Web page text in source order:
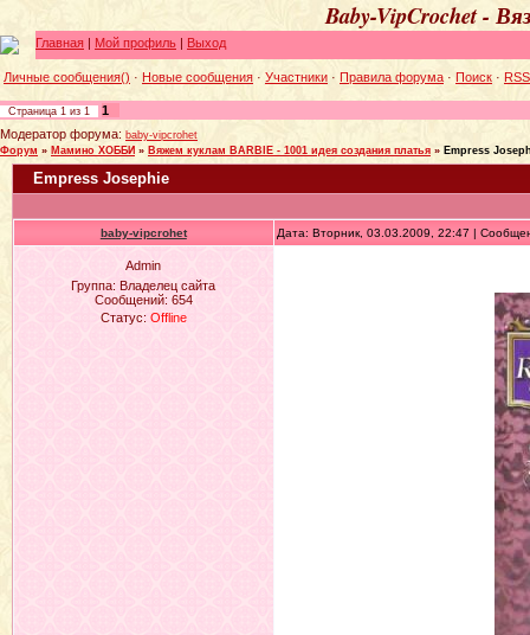
Baby-VipCrochet -
Главная | Мой профиль | Выход
Личные сообщения() · Новые сообщения · Участники · Правила форума · Поиск · RSS
Страница 1 из 1
1
Модератор форума: baby-vipcrohet
Форум » Мамино ХОББИ » Вяжем куклам BARBIE - 1001 идея создания платья » Empress
Empress Josephie
baby-vipcrohet Дата: Вторник, 03.03.2009, 22:47 |
Admin
Группа: Владелец сайта
Сообщений: 654
Статус: Offline